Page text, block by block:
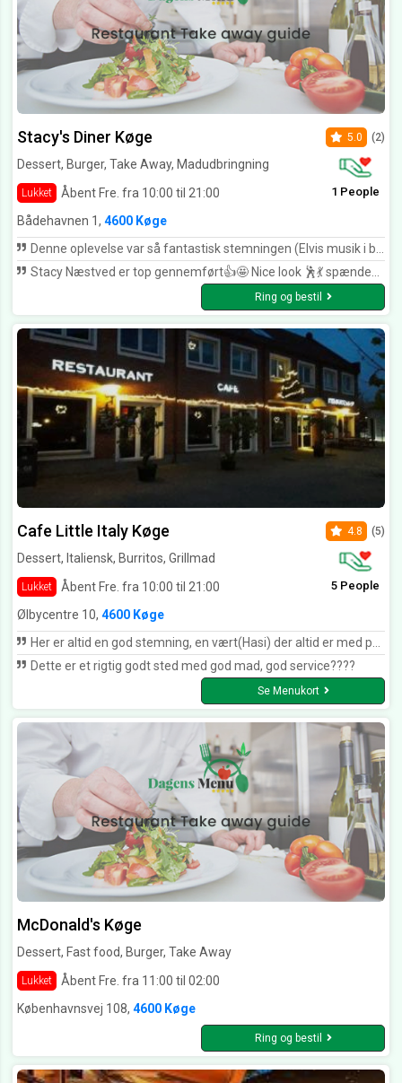
Stacy's Diner Køge
Dessert, Burger, Take Away, Madudbringning
Lukket Åbent Fre. fra 10:00 til 21:00
5.0 (2)
1 People
Bådehavnen 1, 4600 Køge
Denne oplevelse var så fantastisk stemningen (Elvis musik i baggrunden) Omgivelserne Har aldrig oplevet noget lignende, det var så gennemført i ser os snart igen.
Stacy Næstved er top gennemført👍🤩 Nice look 🕺💃 spændende detaljer 👏 god betjening og perfekt mad stedet der bare skal opleves og NYDES
Ring og bestil
Cafe Little Italy Køge
Dessert, Italiensk, Burritos, Grillmad
Lukket Åbent Fre. fra 10:00 til 21:00
4.8 (5)
5 People
Ølbycentre 10, 4600 Køge
Her er altid en god stemning, en vært(Hasi) der altid er med på lidt spas med de helt unge for ikke at sige de ældre, han formår at få gæsterne til at smile..hvilket der også gør det hyggeligt at spise der. Maden er helt i TOP, for engangs skyld et sted hvor en pizza smager som en pizza skal. Menukortet er overskueligt. Man er mæt når man går derfra. Helt klart et sted af anbefale.
Dette er et rigtig godt sted med god mad, god service????
Se Menukort
McDonald's Køge
Dessert, Fast food, Burger, Take Away
Lukket
Åbent Fre. fra 11:00 til 02:00
Københavnsvej 108, 4600 Køge
Ring og bestil